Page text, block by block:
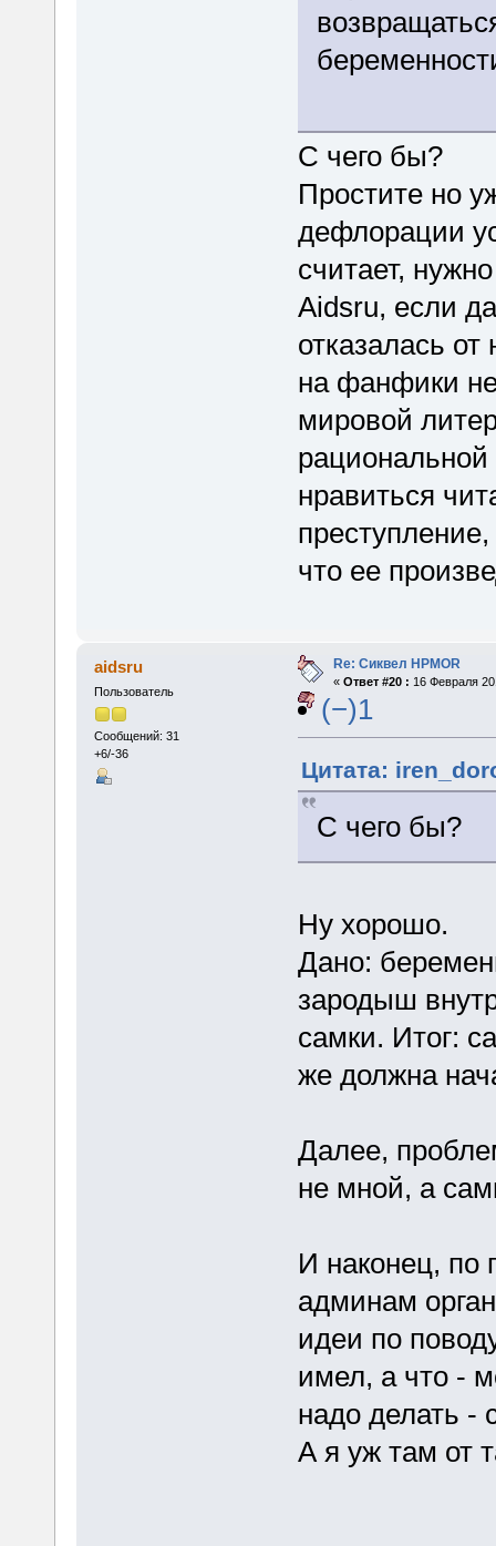
С чего бы?
Простите но
дефлорации
считает,
Aidsru, если
отказалась
на фанфики
мировой
нравиться
что ее
aidsru
Пользователь
Сообщений: 31
+6/-36
Re: Сиквел HPMOR
« Ответ #20 : 16 Февраля
(−)1
Цитата:
С чего бы?
Ну хорошо.
Дано:
зародыш
самки. Итог:
же должна
Далее,
не мной, а
И наконец, по
админам
идеи по
имел, а что -
надо делать -
А я уж там от